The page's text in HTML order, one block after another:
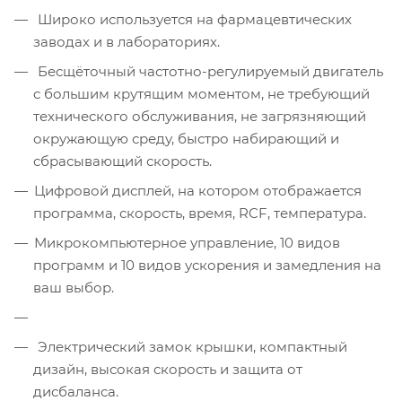
Широко используется на фармацевтических
заводах и в лабораториях.
Бесщёточный частотно-регулируемый двигатель
с большим крутящим моментом, не требующий
технического обслуживания, не загрязняющий
окружающую среду, быстро набирающий и
сбрасывающий скорость.
Цифровой дисплей, на котором отображается
программа, скорость, время, RCF, температура.
Микрокомпьютерное управление, 10 видов
программ и 10 видов ускорения и замедления на
ваш выбор.
Электрический замок крышки, компактный
дизайн, высокая скорость и защита от
дисбаланса.